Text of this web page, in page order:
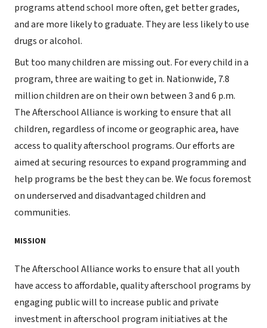
programs attend school more often, get better grades,
and are more likely to graduate. They are less likely to use
drugs or alcohol.
But too many children are missing out. For every child in a
program, three are waiting to get in. Nationwide, 7.8
million children are on their own between 3 and 6 p.m.
The Afterschool Alliance is working to ensure that all
children, regardless of income or geographic area, have
access to quality afterschool programs. Our efforts are
aimed at securing resources to expand programming and
help programs be the best they can be. We focus foremost
on underserved and disadvantaged children and
communities.
MISSION
The Afterschool Alliance works to ensure that all youth
have access to affordable, quality afterschool programs by
engaging public will to increase public and private
investment in afterschool program initiatives at the